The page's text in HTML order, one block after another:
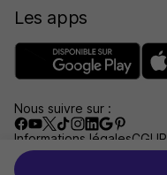
Les apps
Nous suivre sur :
Informations légalesCGU
Gérer les traceurs
Aide et contact